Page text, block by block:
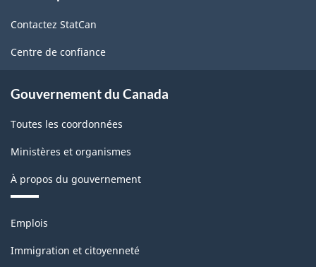
ce
site
Contactez StatCan
Centre de confiance
Gouvernement du Canada
Toutes les coordonnées
Ministères et organismes
À propos du gouvernement
Thèmes
sujets
Emplois
Immigration et citoyenneté